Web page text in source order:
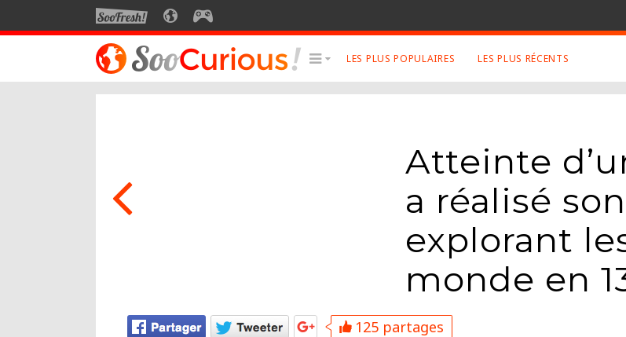
SOOFRESHSOOCURIOUS
Photographies
Twitter
Google+
Mentions Légales
Conditions Générales
LES PLUS POPULAIRES LES PLUS RÉCENTS
Atteinte
a réalisé
explorant
monde en
125 partages